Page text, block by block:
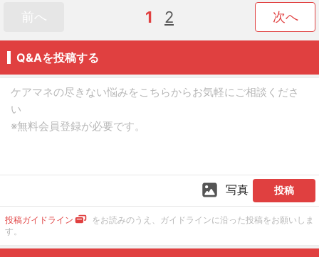
前へ 1 2 次へ
Q&Aを投稿する
写真 投稿
投稿ガイドライン
をお読みのうえ、ガイドラインに沿った投稿をお願いしま
す。